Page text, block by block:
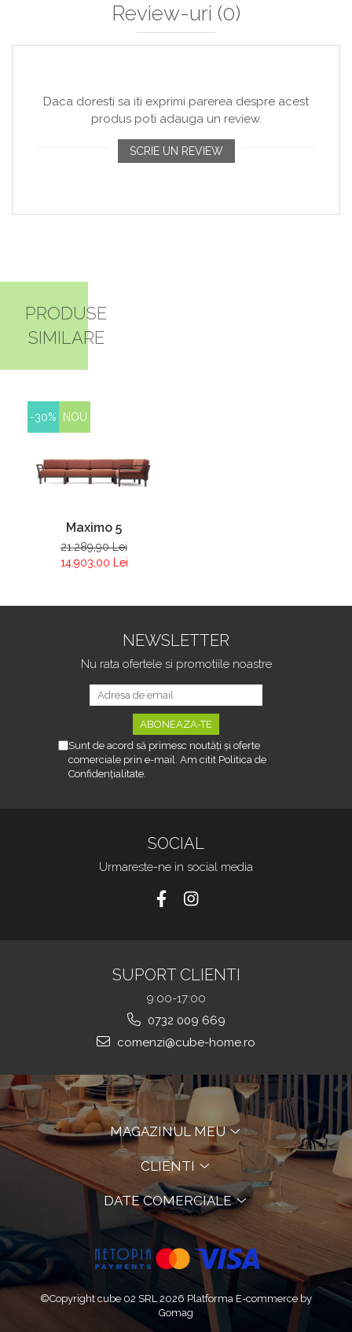
Review-uri (0)
Daca doresti sa iti exprimi parerea despre acest
produs poti adauga un review.
SCRIE UN REVIEW
PRODUSE
SIMILARE
-30% NOU
Maximo 5
21.289,90 Lei
14.903,00 Lei
NEWSLETTER
Nu rata ofertele si promotiile noastre
Sunt de acord să primesc noutăți și oferte
comerciale prin e-mail. Am citit Politica de
Confidențialitate.
SOCIAL
Urmareste-ne in social media
SUPORT CLIENTI
9:00-17:00
0732 009 669
comenzi@cube-home.ro
MAGAZINUL MEU
CLIENTI
DATE COMERCIALE
©Copyright cube 02 SRL 2026 Platforma E-commerce by
Gomag